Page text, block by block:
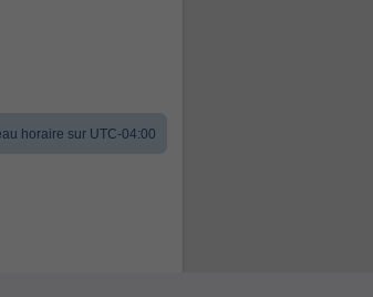
horaire sur UTC-04:00